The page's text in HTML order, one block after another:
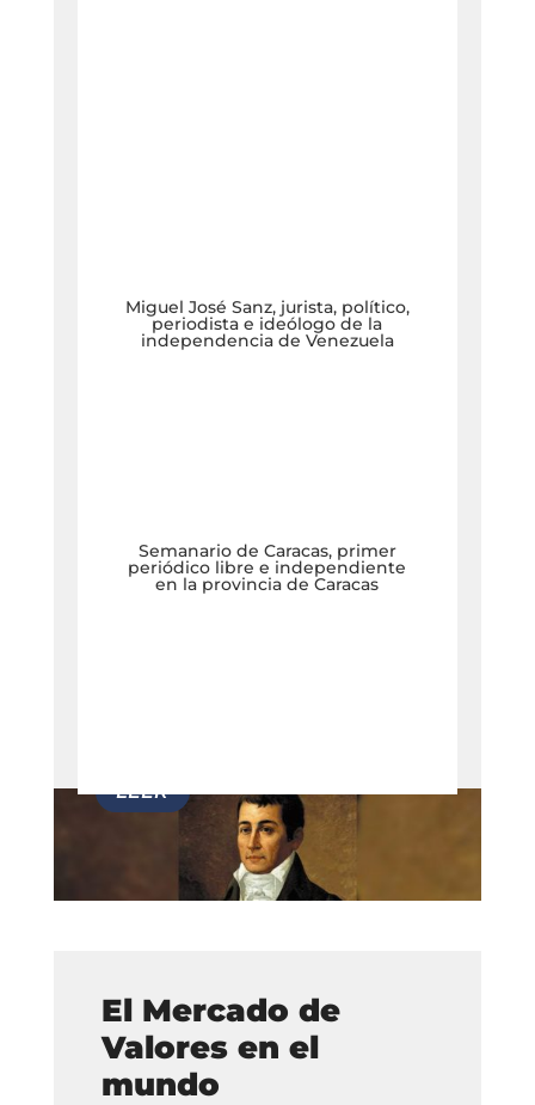
Miguel José Sanz, jurista, político,
periodista e ideólogo de la
independencia de Venezuela
Semanario de Caracas, primer
periódico libre e independiente
en la provincia de Caracas
El Mercado de
Valores en el
mundo